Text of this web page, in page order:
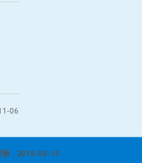
06
新 2019-05-15